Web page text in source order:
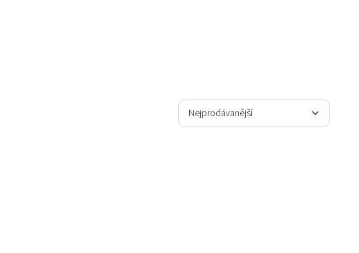
Řazení produktů
Nejprodávanější